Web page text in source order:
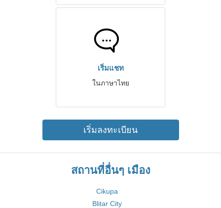
เริ่มแชท
ในภาษาไทย
เริ่มลงทะเบียน
สถานที่อื่นๆ เมือง
Cikupa
Blitar City